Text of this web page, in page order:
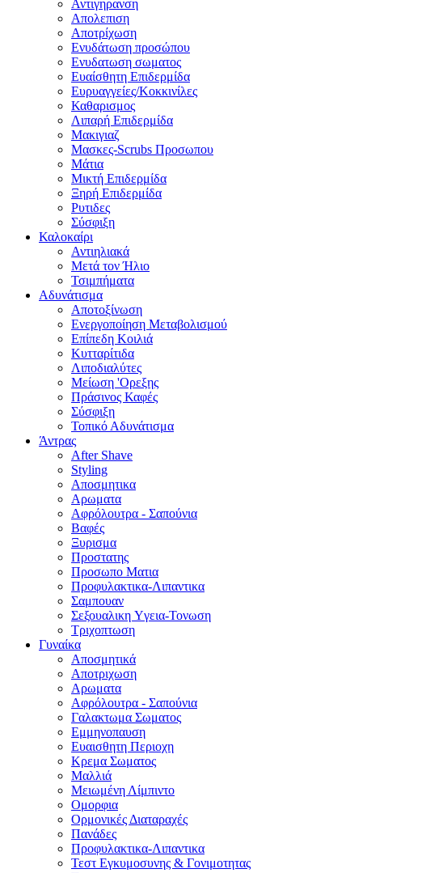
Αντιγηρανση
Απολεπιση
Αποτρίχωση
Ενυδάτωση προσώπου
Ενυδατωση σωματος
Ευαίσθητη Επιδερμίδα
Ευρυαγγείες/Κοκκινίλες
Καθαρισμος
Λιπαρή Επιδερμίδα
Μακιγιαζ
Μασκες-Scrubs Προσωπου
Μάτια
Μικτή Επιδερμίδα
Ξηρή Επιδερμίδα
Ρυτιδες
Σύσφιξη
Καλοκαίρι
Αντιηλιακά
Μετά τον Ήλιο
Τσιμπήματα
Αδυνάτισμα
Αποτοξίνωση
Ενεργοποίηση Μεταβολισμού
Επίπεδη Κοιλιά
Κυτταρίτιδα
Λιποδιαλύτες
Μείωση 'Ορεξης
Πράσινος Καφές
Σύσφιξη
Τοπικό Αδυνάτισμα
Άντρας
After Shave
Styling
Αποσμητικα
Αρωματα
Αφρόλουτρα - Σαπούνια
Βαφές
Ξυρισμα
Προστατης
Προσωπο Ματια
Προφυλακτικα-Λιπαντικα
Σαμπουαν
Σεξουαλικη Yγεια-Τονωση
Τριχοπτωση
Γυναίκα
Αποσμητικά
Αποτριχωση
Αρωματα
Αφρόλουτρα - Σαπούνια
Γαλακτωμα Σωματος
Εμμηνοπαυση
Ευαισθητη Περιοχη
Κρεμα Σωματος
Μαλλιά
Μειωμένη Λίμπιντο
Ομορφια
Ορμονικές Διαταραχές
Πανάδες
Προφυλακτικα-Λιπαντικα
Τεστ Εγκυμοσυνης & Γονιμοτητας